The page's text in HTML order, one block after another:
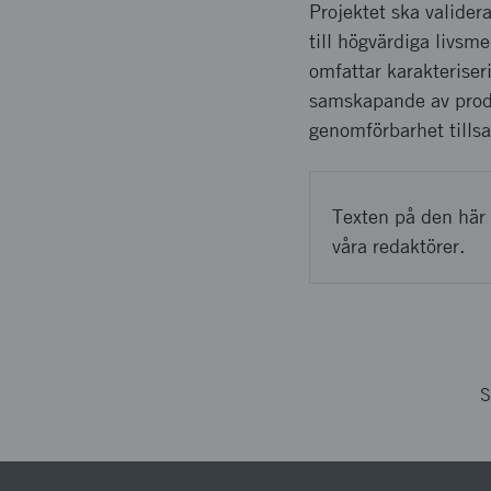
Projektet ska
till högvärdiga
omfattar
samskapande av
genomförbarhet
Texten på den
våra redaktörer.